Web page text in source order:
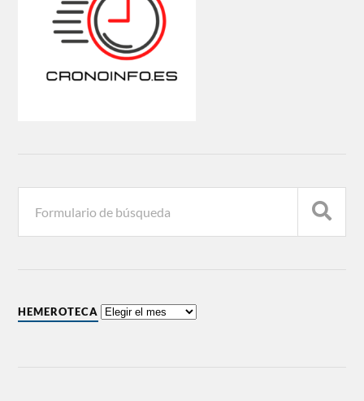
HEMEROTECA